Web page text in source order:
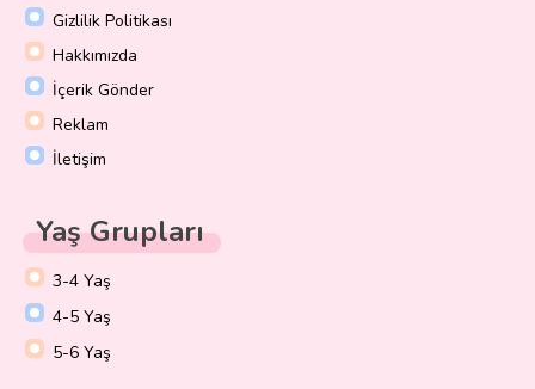
Gizlilik Politikası
Hakkımızda
İçerik Gönder
Reklam
İletişim
Yaş Grupları
3-4 Yaş
4-5 Yaş
5-6 Yaş